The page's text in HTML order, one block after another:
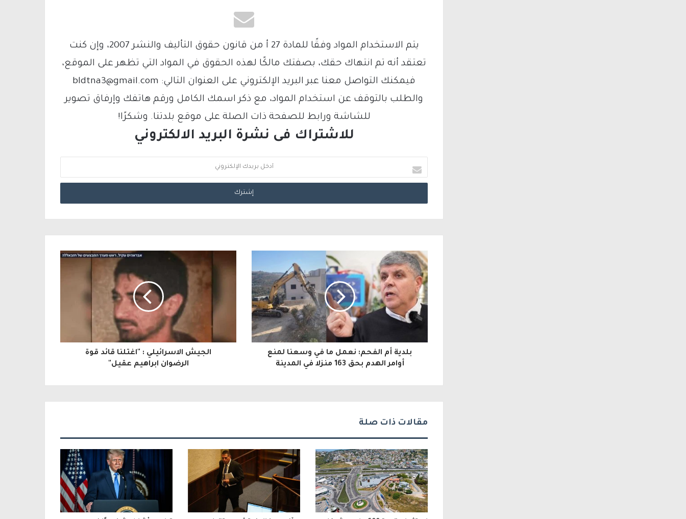
يتم الاستخدام المواد وفقًا للمادة 27 أ من قانون حقوق التأليف والنشر 2007، وإن كنت
تعتقد أنه تم انتهاك حقك، بصفتك مالكًا لهذه الحقوق في المواد التي تظهر على الموقع،
فيمكنك التواصل معنا عبر البريد الإلكتروني على العنوان التالي: bldtna3@gmail.com
والطلب بالتوقف عن استخدام المواد، مع ذكر اسمك الكامل ورقم هاتفك وإرفاق تصوير
للشاشة ورابط للصفحة ذات الصلة على موقع بلدتنا. وشكرًا!
للاشتراك فى نشرة البريد الالكتروني
د
خ
ل
ب
ر
ي
د
ك
ل
و
ن
ي
بلدية أم الفحم: نعمل ما في وسعنا لمنع
أوامر الهدم بحق 163 منزلا في المدينة
الجيش الاسرائيلي : "اغتلنا قائد قوة
الرضوان ابراهيم عقيل"
مقالات ذات صلة